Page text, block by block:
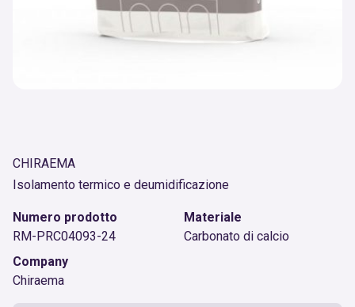
CHIRAEMA
Isolamento termico e deumidificazione
Numero prodotto
RM-PRC04093-24
Materiale
Carbonato di calcio
Company
Chiraema